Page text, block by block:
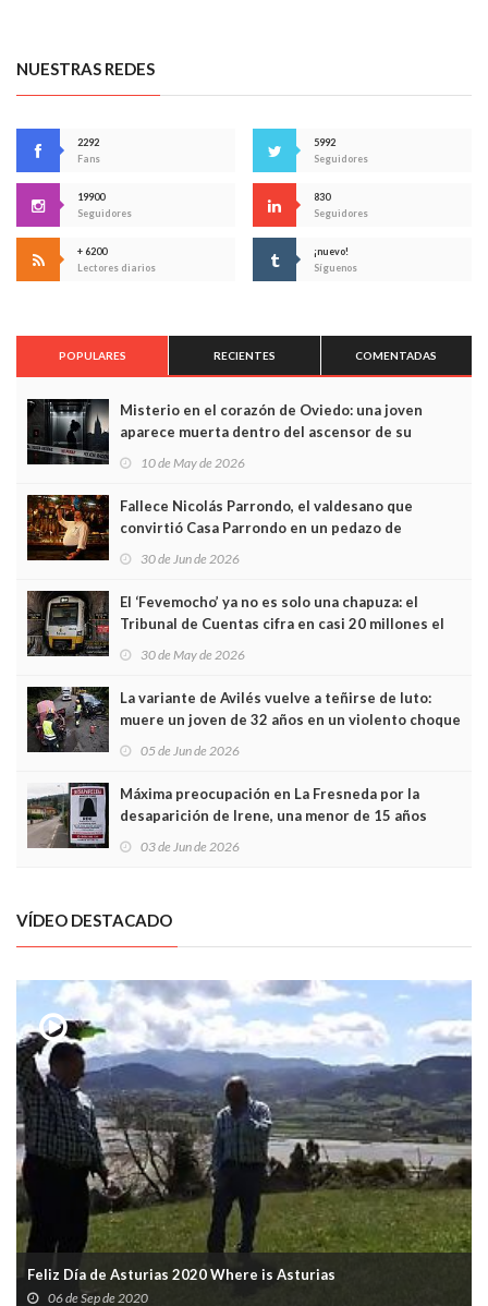
NUESTRAS REDES
2292
Fans
5992
Seguidores
19900
Seguidores
830
Seguidores
+ 6200
Lectores diarios
¡nuevo!
Síguenos
POPULARES RECIENTES COMENTADAS
Misterio en el corazón de Oviedo: una joven
aparece muerta dentro del ascensor de su
10 de May de 2026
Fallece Nicolás Parrondo, el valdesano que
convirtió Casa Parrondo en un pedazo de
30 de Jun de 2026
El ‘Fevemocho’ ya no es solo una chapuza: el
Tribunal de Cuentas cifra en casi 20 millones el
30 de May de 2026
La variante de Avilés vuelve a teñirse de luto:
muere un joven de 32 años en un violento choque
05 de Jun de 2026
Máxima preocupación en La Fresneda por la
desaparición de Irene, una menor de 15 años
03 de Jun de 2026
VÍDEO DESTACADO
Feliz Día de Asturias 2020 Where is Asturias
06 de Sep de 2020